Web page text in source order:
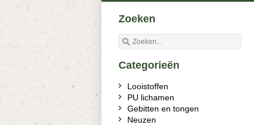
Zoeken
Categorieën
Looistoffen
PU lichamen
Gebitten en tongen
Neuzen